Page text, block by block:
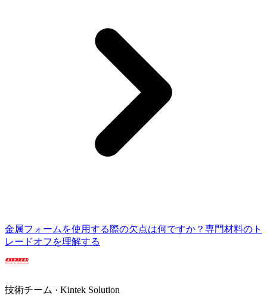
金属フォームを使用する際の欠点は何ですか？専門材料のト
レードオフを理解する
技術チーム · Kintek Solution